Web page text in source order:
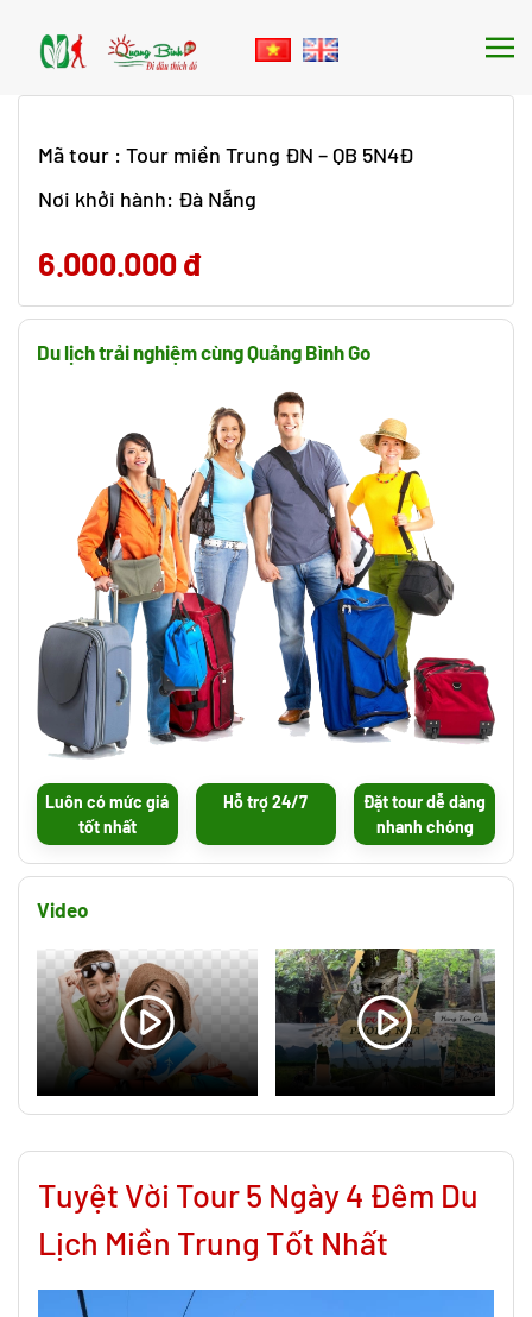
Skip to main content
Mã tour : Tour miền Trung ĐN – QB 5N4Đ
Nơi khởi hành: Đà Nẵng
6.000.000 đ
Du lịch trải nghiệm cùng Quảng Bình Go
Luôn có mức giá
tốt nhất
Hỗ trợ 24/7
Đặt tour dễ dàng
nhanh chóng
Video
Tuyệt Vời Tour 5 Ngày 4 Đêm Du
Lịch Miền Trung Tốt Nhất